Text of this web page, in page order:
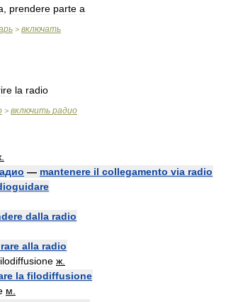
prendere parte a
> включать
la radio
> включить радио
— mantenere il collegamento via radio
dalla radio
alla radio
ж
la filodiffusione
м